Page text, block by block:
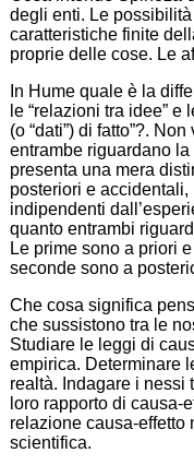
degli enti. Le
caratteristiche finite
proprie delle cose. Le
In Hume quale è la
le “relazioni tra idee”
(o “dati”) di fatto”?.
entrambe riguardano
presenta una mera
posteriori e
indipendenti
quanto entrambi
Le prime sono a priori
seconde sono a
Che cosa significa
che sussistono tra le
Studiare le leggi di
empirica. Determinare
realtà. Indagare i nessi
loro rapporto di causa-
relazione causa-effetto
scientifica.